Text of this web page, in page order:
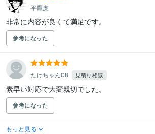
平鷹虎
非常に内容が良くて満足です。
参考になった
たけちゃん08 見積り相談
素早い対応で大変親切でした。
参考になった
もっと見る